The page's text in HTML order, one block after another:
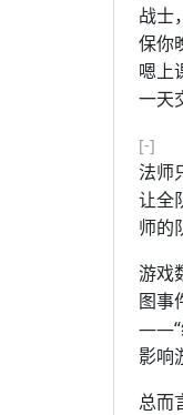
战士
保你
嗯上
一天
[-]
法师
让全
师的
游戏
图事
——“
影响
总而